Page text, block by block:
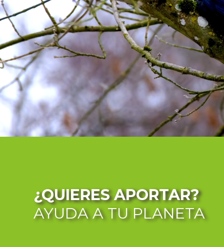
¿QUIERES APORTAR?
AYUDA A TU PLANETA